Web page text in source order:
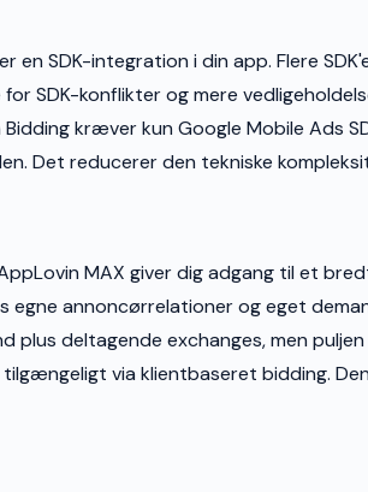
SDK-integration i din app. Flere
SDK-konflikter og mere
kræver kun Google Mobile Ads
Det reducerer den tekniske
MAX giver dig adgang til et
annoncørrelationer og eget
plus deltagende exchanges, men
via klientbaseret bidding.